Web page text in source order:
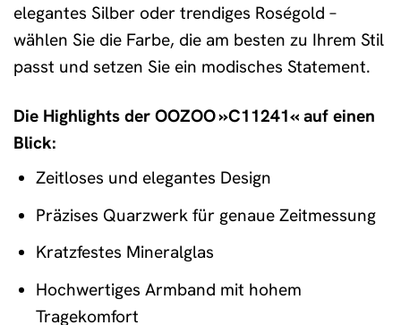
elegantes Silber oder trendiges Roségold –
wählen Sie die Farbe, die am besten zu Ihrem Stil
passt und setzen Sie ein modisches Statement.
Die Highlights der OOZOO »C11241« auf einen
Blick:
Zeitloses und elegantes Design
Präzises Quarzwerk für genaue Zeitmessung
Kratzfestes Mineralglas
Hochwertiges Armband mit hohem
Tragekomfort